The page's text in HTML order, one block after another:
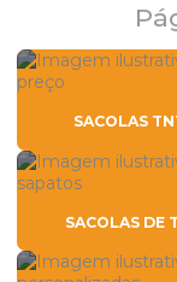
SACOLAS
SACOLAS DE